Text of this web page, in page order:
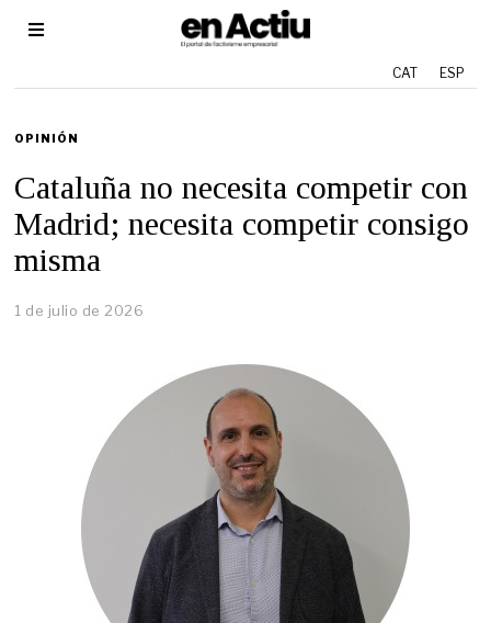
CAT ESP
OPINIÓN
Cataluña no necesita competir con
Madrid; necesita competir consigo
misma
1 de julio de 2026